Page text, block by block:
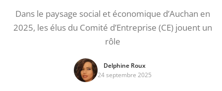
Dans le paysage social et économique d’Auchan en
2025, les élus du Comité d’Entreprise (CE) jouent un
rôle
Delphine Roux
24 septembre 2025